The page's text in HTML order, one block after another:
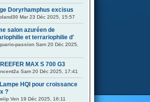
Doryrhamphus excisus
Mar 23 Déc 2025, 15:57
salon azuréen de
et terrariophilie d'
passion Sam 20 Déc 2025,
MAX S 700 G3
Sam 20 Déc 2025, 17:41
HQI pour croissance
?
Ven 19 Déc 2025, 16:11